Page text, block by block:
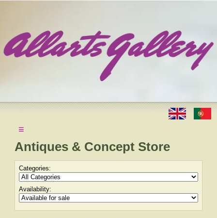
≡
Antiques & Concept Store
Categories:
Availability: